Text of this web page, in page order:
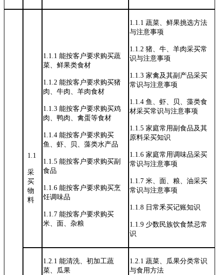
1.1
采
买
物
料
1.1.1能按客户要求购买蔬
菜、鲜果类食材
1.1.2能按客户要求购买猪
肉、牛肉、羊肉食材
1.1.3能按客户要求购买鸡
肉、鸭肉、禽蛋等食材
1.1.4能按客户要求购买
鱼、虾、贝、藻类水产品
1.1.5能按客户要求购买副
食品
1.1.6能按客户要求购买烹
饪调味品
1.1.7能按客户要求购买
米、面、杂粮
1.1.1蔬菜、鲜果挑选方法
与注意事项
1.1.2猪、牛、羊肉采买常
识与注意事项
1.1.3家禽及其副产品采买
常识与注意事项
1.1.4鱼、虾、贝、藻类食
材采买常识与注意事项
1.1.5家庭常用副食品及其
原料采买知识
1.1.6家庭常用调味品采买
常识与注意事项
1.1.7米、面、粮、油采买
常识与注意事项
1.1.8 日常釆买记账知识
1.1.9 少数民族饮食禁忌常
识
1.2.1能清洗、初加工蔬
菜、瓜果
1.2.1蔬菜、瓜果分类常识
与食用方法